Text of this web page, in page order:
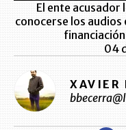
El ente acusador
conocerse los audios
04
XAVIER